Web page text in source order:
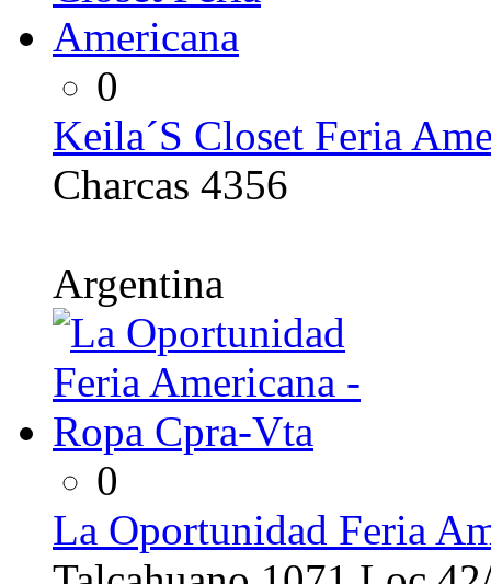
0
Keila´S Closet Feria
Charcas 4356
Argentina
0
La Oportunidad Feria